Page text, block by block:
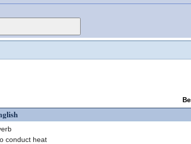
conduct heat